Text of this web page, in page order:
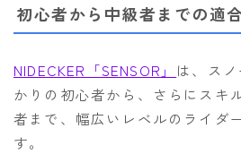
初心者から中級者までの適
NIDECKER「SENSOR」 は、ス
かりの初心者から、さらにスキ
者まで、幅広いレベルのライダ
す。